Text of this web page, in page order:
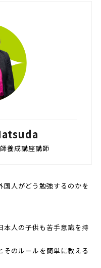
養成講座講師
人がどう勉強するのかを
本人の子供も苦手意識を持
そのルールを簡単に教える